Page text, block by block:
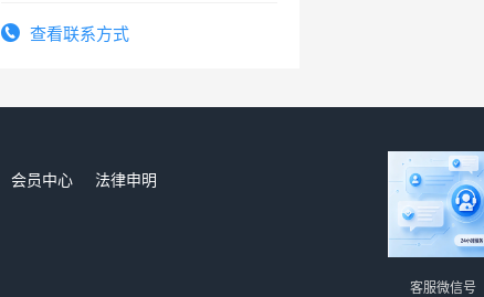
宿，免费发放劳保用品，两班倒，每月
查看联系方式
会员中心
法律申明
客服微信号